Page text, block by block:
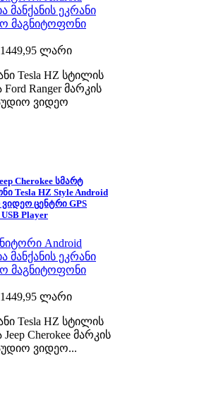
1449,95 ლარი
Tesla HZ სტილის
Ranger მარკის
ვიდეო
Cherokee სმარტ
Tesla HZ Style Android
ცენტრი GPS
Player
1449,95 ლარი
Tesla HZ სტილის
Cherokee მარკის
ვიდეო...